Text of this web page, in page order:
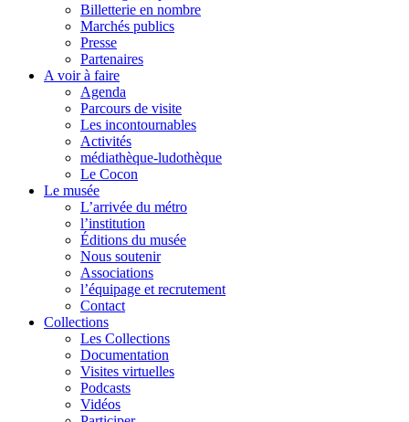
Billetterie en nombre
Marchés publics
Presse
Partenaires
A voir à faire
Agenda
Parcours de visite
Les incontournables
Activités
médiathèque-ludothèque
Le Cocon
Le musée
L’arrivée du métro
l’institution
Éditions du musée
Nous soutenir
Associations
l’équipage et recrutement
Contact
Collections
Les Collections
Documentation
Visites virtuelles
Podcasts
Vidéos